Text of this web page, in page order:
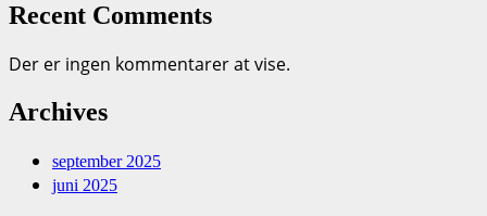
Recent Comments
Der er ingen kommentarer at vise.
Archives
september 2025
juni 2025